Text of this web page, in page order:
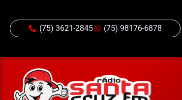
(75) 3621-2845 (75) 98176-6878